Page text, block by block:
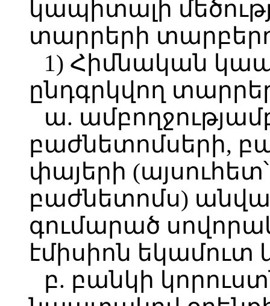
կապիտալի
տարրերի
1) Հիմնական
ընդգրկվող
ա.
բաժնետոմսերի,
փայերի
բաժնետոմս)
գումարած
էմիսիոն եկամուտ
բ. բանկի